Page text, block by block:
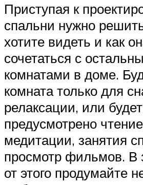
Приступая к
спальни нужно
хотите видеть и как
сочетаться с
комнатами в доме.
комната только для
релаксации, или будет
предусмотрено
медитации, занятия
просмотр фильмов. В
от этого продумайте